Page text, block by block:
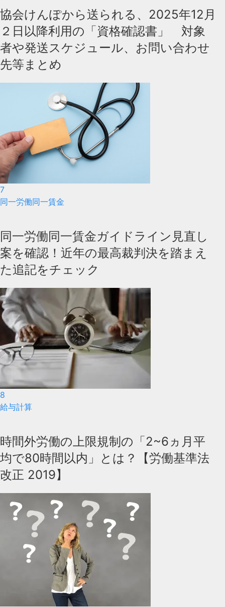
協会けんぽから送られる、2025年12月
２日以降利用の「資格確認書」 対象
者や発送スケジュール、お問い合わせ
先等まとめ
7
同一労働同一賃金
同一労働同一賃金ガイドライン見直し
案を確認！近年の最高裁判決を踏まえ
た追記をチェック
8
給与計算
時間外労働の上限規制の「2~6ヵ月平
均で80時間以内」とは？【労働基準法
改正 2019】